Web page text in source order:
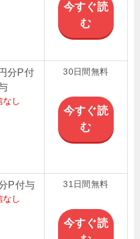
今すぐ読
む
分P付
なし
30日間無料
今すぐ読
む
P付与
なし
31日間無料
今すぐ読